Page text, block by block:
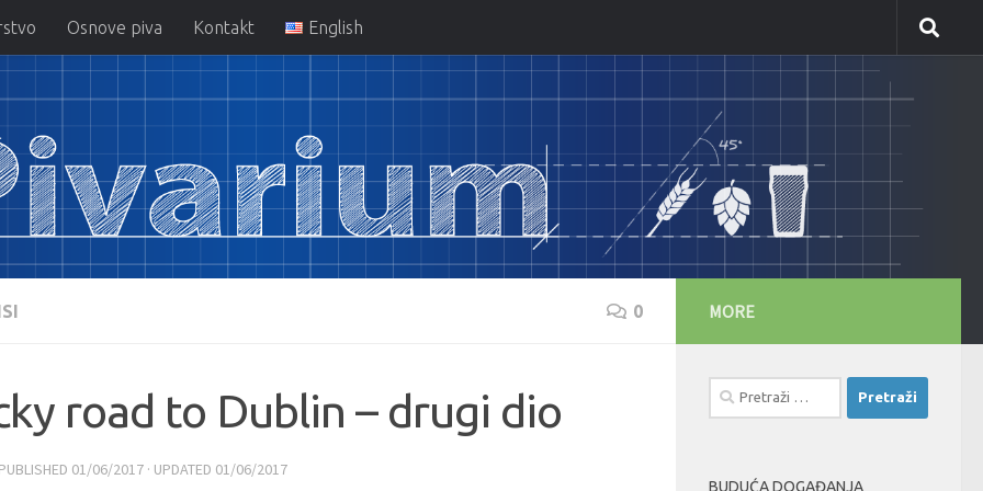
Osnove piva Kontakt English
0
road to Dublin – drugi dio
01/06/2017 · UPDATED 01/06/2017
MORE
Pretraži:
BUDUĆA DOGAĐANJA